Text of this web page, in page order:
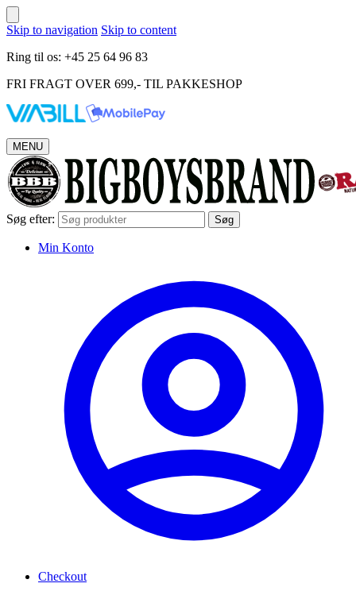
Skip to navigation Skip to content
Ring til os: +45 25 64 96 83
FRI FRAGT OVER 699,- TIL PAKKESHOP
MENU
Søg efter: Søg
Min Konto
Checkout